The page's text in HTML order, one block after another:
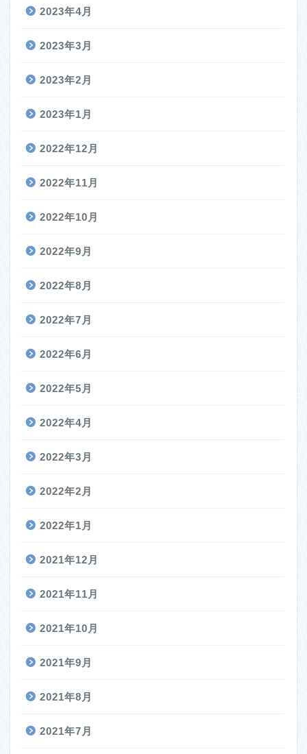
2023年4月
2023年3月
2023年2月
2023年1月
2022年12月
2022年11月
2022年10月
2022年9月
2022年8月
2022年7月
2022年6月
2022年5月
2022年4月
2022年3月
2022年2月
2022年1月
2021年12月
2021年11月
2021年10月
2021年9月
2021年8月
2021年7月